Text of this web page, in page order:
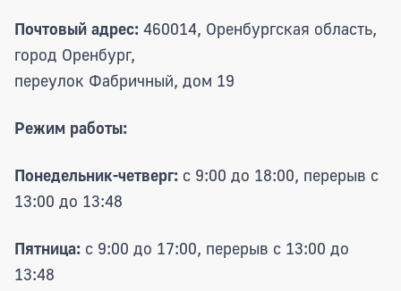
Почтовый адрес: 460014, Оренбургская область,
город Оренбург,
переулок Фабричный, дом 19
Режим работы:
Понедельник-четверг: с 9:00 до 18:00, перерыв с
13:00 до 13:48
Пятница: с 9:00 до 17:00, перерыв с 13:00 до
13:48